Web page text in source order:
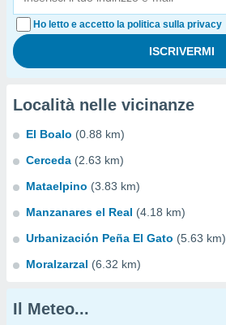
Ho letto e accetto la politica sulla privacy
Località nelle vicinanze
El Boalo (0.88 km)
Cerceda (2.63 km)
Mataelpino (3.83 km)
Manzanares el Real (4.18 km)
Urbanización Peña El Gato (5.63 km)
Moralzarzal (6.32 km)
Il Meteo...